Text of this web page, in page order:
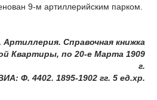
9-м артиллерийским парком.
Артиллерия. Справочная книжка
Квартиры, по 20-е Марта 1909
г.
: Ф. 4402. 1895-1902 гг. 5 ед.хр.